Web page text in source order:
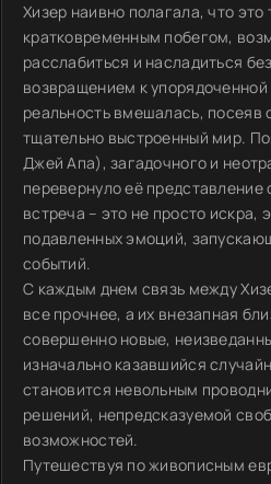
Хизер наивно полагала, что это
кратковременным побегом,
расслабиться и насладиться
возвращением к
реальность вмешалась, посеяв
тщательно выстроенный мир.
Джей Апа), загадочного и
перевернуло её представление
встреча – это не просто искра,
подавленных эмоций,
событий.
С каждым днем связь между
все прочнее, а их внезапная
совершенно новые,
изначально казавшийся
становится невольным
решений, непредсказуемой
возможностей.
Путешествуя по живописным